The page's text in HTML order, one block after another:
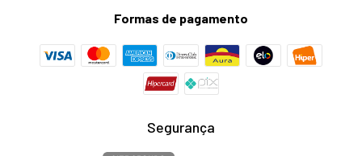
Formas de pagamento
Segurança